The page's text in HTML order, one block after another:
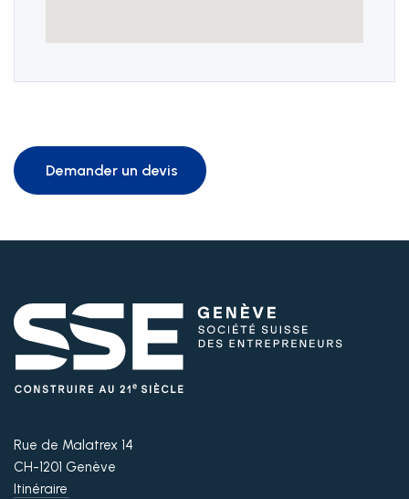
Demander un devis
Rue de Malatrex 14
CH-1201 Genève
Itinéraire